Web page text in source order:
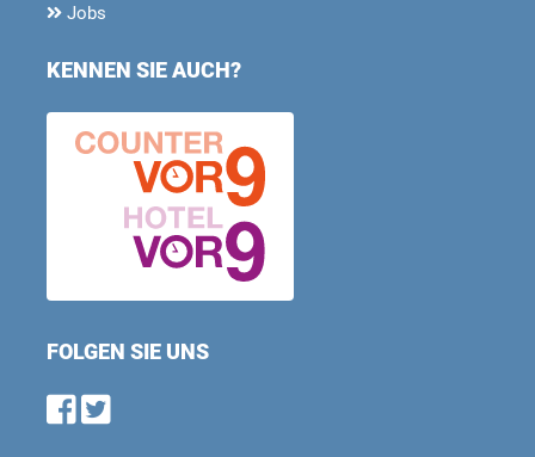
Jobs
KENNEN SIE AUCH?
FOLGEN SIE UNS
Find us on Facebook
Follow us on Twitter